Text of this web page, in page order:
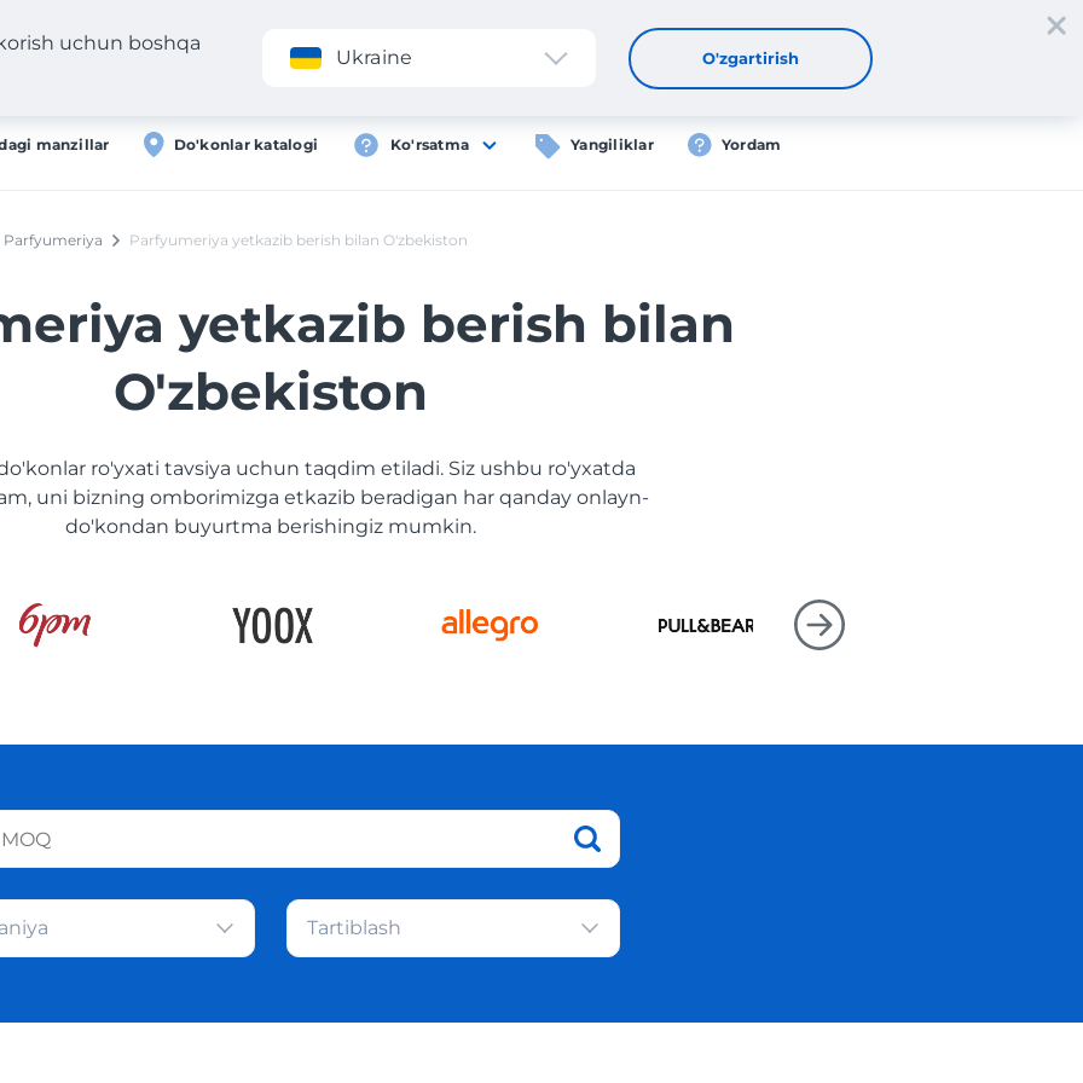
Ilova Roʻyxatdan oʻtish Kirish UZ
manzillar Do'konlar katalogi Ko'rsatma Yangiliklar Yordam
uchun boshqa
Ukraine O'zgartirish
Parfyumeriya Parfyumeriya yetkazib berish bilan O'zbekiston
yetkazib berish bilan
O'zbekiston
ro'yxati tavsiya uchun taqdim etiladi. Siz ushbu ro'yxatda
uni bizning omborimizga etkazib beradigan har qanday onlayn-
do'kondan buyurtma berishingiz mumkin.
Tartiblash